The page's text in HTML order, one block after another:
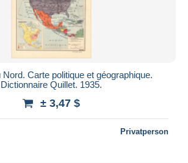
Carte politique et géographique.
Dictionnaire Quillet. 1935.
± 3,47 $
Privatperson